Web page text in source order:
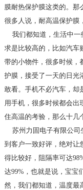
膜耐热保护膜这类的。那
很多人说，耐高温保护膜
我们都知道，生活中一
求是比较高的，比如汽车
带的小物件，很多时候，
护膜，接受了一天的日光
敢看。手机不必汽车，却
用手机，很多时候都会出
住高温的考验，那么十几
苏州力固电子有限公司
到客户一致好评，绝对让
得比较好，阻隔率可达
达99%，也就是说，宝宝
然，我们都知道，温度最